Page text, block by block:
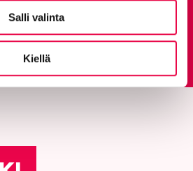
Salli valinta
KielläSiirtyy ulkoiselle